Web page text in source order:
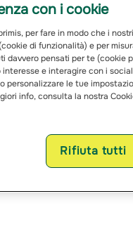
con i cookie
per fare in modo che i
di funzionalità) e per
davvero pensati per te (cookie
e interagire con i
le tue
info, consulta la nostra
Rifiuta tutti